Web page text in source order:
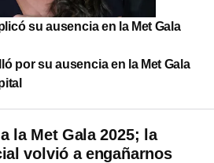
su ausencia en la Met Gala
por su ausencia en la Met Gala
la Met Gala 2025; la
volvió a engañarnos